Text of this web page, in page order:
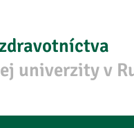
univerzity v